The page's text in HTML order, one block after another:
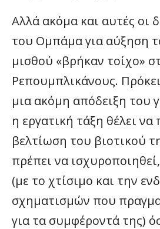
Αλλά ακόμα και αυτές οι
του Ομπάμα για αύξηση
μισθού «βρήκαν τοίχο»
Ρεπουμπλικάνους.
μια ακόμη απόδειξη του
η εργατική τάξη θέλει να
βελτίωση του βιοτικού
πρέπει να
(με το χτίσιμο και την
σχηματισμών που
για τα συμφέροντά της)